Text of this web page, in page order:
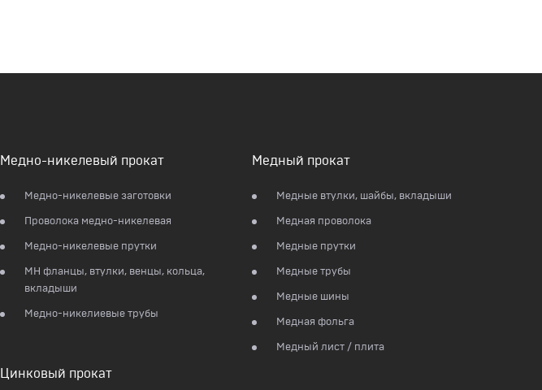
Медно-никелевый прокат
Медно-никелевые заготовки
Проволока медно-никелевая
Медно-никелевые прутки
МН фланцы, втулки, венцы, кольца,
вкладыши
Медно-никелиевые трубы
Цинковый прокат
Медный прокат
Медные втулки, шайбы, вкладыши
Медная проволока
Медные прутки
Медные трубы
Медные шины
Медная фольга
Медный лист / плита